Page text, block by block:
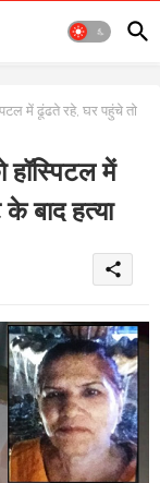
में ढूंढते रहे, घर पहुंचे तो
में
बाद हत्या
share